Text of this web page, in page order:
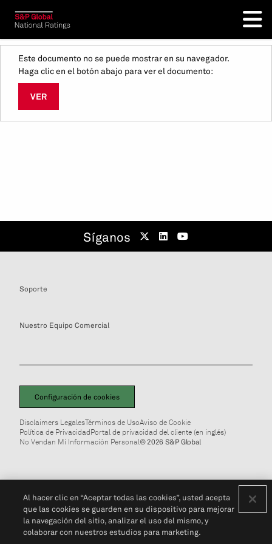
Este documento no se puede mostrar en su navegador.
Haga clic en el botón abajo para ver el documento:
VER
Síganos
Soporte
Nuestro Equipo Comercial
Configuración de cookies
Disclaimers LegalesTérminos de UsoAviso de Cookie
Política de PrivacidadPortal de privacidad del cliente (en inglés)
No Vendan Mi Información Personal© 2026 S&P Global
Al hacer clic en “Aceptar todas las cookies”, usted acepta
que las cookies se guarden en su dispositivo para mejorar
la navegación del sitio, analizar el uso del mismo, y
colaborar con nuestros estudios para marketing.